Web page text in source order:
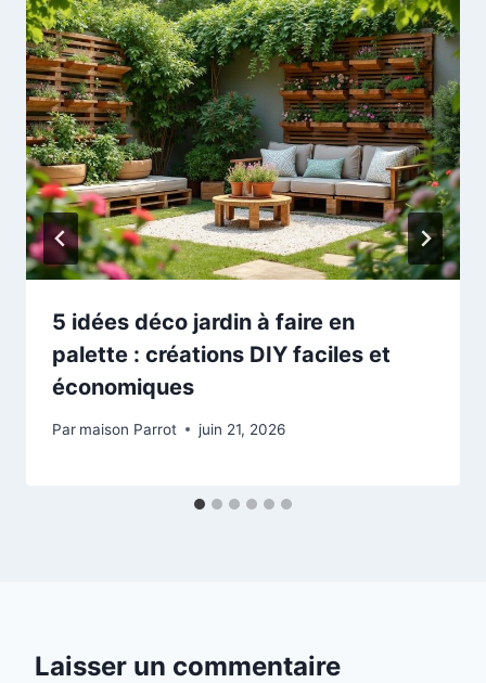
5 idées déco jardin à faire en
palette : créations DIY faciles et
économiques
Par maison Parrot juin 21, 2026
Laisser un commentaire